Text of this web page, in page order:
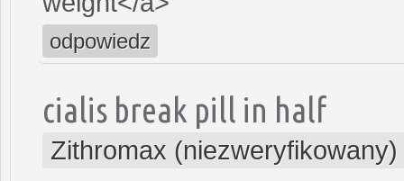
odpowiedz
cialis break pill in half
Zithromax (niezweryfikowany)